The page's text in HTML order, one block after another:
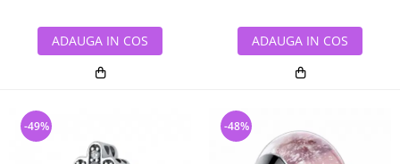
ADAUGA IN COS ADAUGA IN COS
-49% -48%